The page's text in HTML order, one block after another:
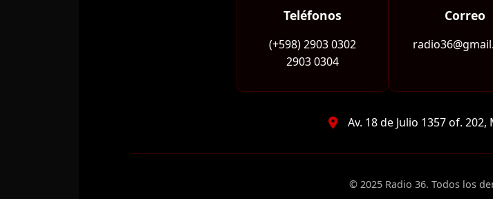
Teléfonos
(+598) 2903 0302
2903 0304
Correo
Av. 18 de Julio 1357 of.
© 2025 Radio 36. Todos los